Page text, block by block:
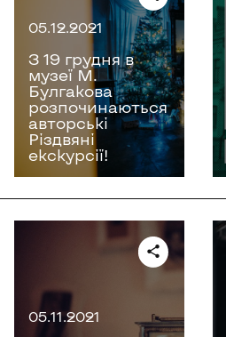
05.12.2021
З 19 грудня в
музеї М.
Булгакова
розпочинаються
авторські
Різдвяні
екскурсії!
05.11.2021